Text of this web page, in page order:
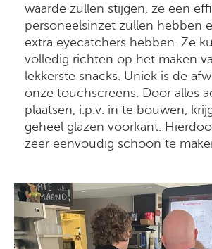
waarde zullen stijgen, ze een
personeelsinzet zullen hebben
extra eyecatchers hebben. Ze
volledig richten op het maken
lekkerste snacks. Uniek is de
onze touchscreens. Door alles
plaatsen, i.p.v. in te bouwen,
geheel glazen voorkant.
zeer eenvoudig schoon te